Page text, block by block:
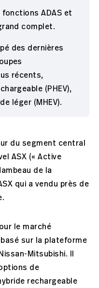
ADAS et
complet.
des dernières
récents,
(PHEV),
léger (MHEV).
du segment central
ASX (« Active
de la
qui a vendu près de
le marché
sur la plateforme
Mitsubishi. Il
de
rechargeable